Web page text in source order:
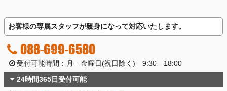
お客様の専属スタッフが親身になって対応いたします。
088-699-6580
受付可能時間：月―金曜日(祝日除く) 9:30―18:00
24時間365日受付可能